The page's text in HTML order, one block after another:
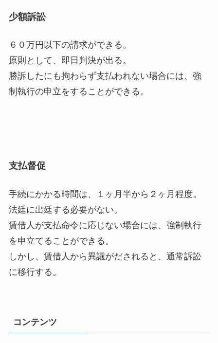
少額訴訟
６０万円以下の請求ができる。
原則として、即日判決が出る。
勝訴したにも拘わらず支払われない場合には、強
制執行の申立をすることができる。
支払督促
手続にかかる時間は、１ヶ月半から２ヶ月程度。
法廷に出廷する必要がない。
賃借人が支払命令に応じない場合には、強制執行
を申立てることができる。
しかし、賃借人から異議がだされると、通常訴訟
に移行する。
コンテンツ